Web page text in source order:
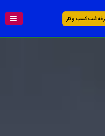
ثبت کسب و کار